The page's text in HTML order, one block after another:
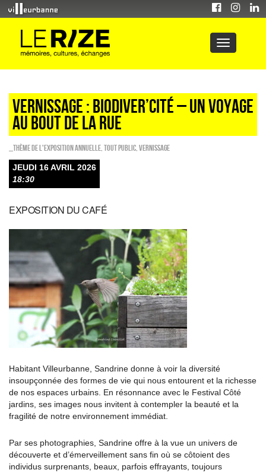
VERNISSAGE : BIODIVER’CITÉ – UN VOYAGE
AU BOUT DE LA RUE
_Thème de l'exposition annuelle Tout public Vernissage
JEUDI 16 AVRIL 2026
18:30
EXPOSITION DU CAFÉ
Habitant Villeurbanne, Sandrine donne à voir la diversité
insoupçonnée des formes de vie qui nous entourent et la richesse
de nos espaces urbains. En résonnance avec le Festival Côté
jardins, ses images nous invitent à contempler la beauté et la
fragilité de notre environnement immédiat.
Par ses photographies, Sandrine offre à la vue un univers de
découverte et d’émerveillement sans fin où se côtoient des
individus surprenants, beaux, parfois effrayants, toujours